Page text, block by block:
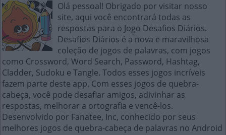
Olá pessoal! Obrigado por visitar nosso
site, aqui você encontrará todas as
respostas para o Jogo Desafios Diários.
Desafios Diários é a nova e maravilhosa
coleção de jogos de palavras, com jogos
como Crossword, Word Search, Password, Hashtag,
Cladder, Sudoku e Tangle. Todos esses jogos incríveis
fazem parte deste app. Com esses jogos de quebra-
cabeça, você pode desafiar amigos, adivinhar as
respostas, melhorar a ortografia e vencê-los.
Desenvolvido por Fanatee, Inc, conhecido por seus
melhores jogos de quebra-cabeça de palavras no Android